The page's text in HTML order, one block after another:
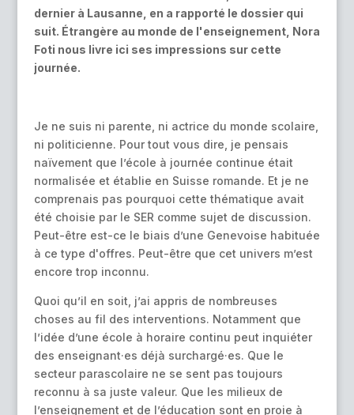
journée
continue,
quels
regards ?
dernier à Lausanne, en a rapporté le dossier qui
suit. Étrangère au monde de l'enseignement, Nora
Foti nous livre ici ses impressions sur cette
journée.
Je ne suis ni parente, ni actrice du monde scolaire,
ni politicienne. Pour tout vous dire, je pensais
naïvement que l’école à journée continue était
normalisée et établie en Suisse romande. Et je ne
comprenais pas pourquoi cette thématique avait
été choisie par le SER comme sujet de discussion.
Peut-être est-ce le biais d’une Genevoise habituée
à ce type d'offres. Peut-être que cet univers m’est
encore trop inconnu.
Quoi qu’il en soit, j’ai appris de nombreuses
choses au fil des interventions. Notamment que
l’idée d’une école à horaire continu peut inquiéter
des enseignant·es déjà surchargé·es. Que le
secteur parascolaire ne se sent pas toujours
reconnu à sa juste valeur. Que les milieux de
l’enseignement et de l’éducation sont en proie à